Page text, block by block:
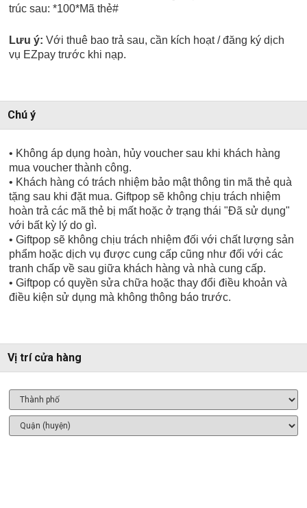
trúc sau: *100*Mã thẻ#
Lưu ý:Với thuê bao trả sau, cần kích hoạt / đăng ký dịch
vụ EZpay trước khi nạp.
Chú ý
• Không áp dụng hoàn, hủy voucher sau khi khách hàng
mua voucher thành công.
• Khách hàng có trách nhiệm bảo mật thông tin mã thẻ quà
tặng sau khi đặt mua. Giftpop sẽ không chịu trách nhiệm
hoàn trả các mã thẻ bị mất hoặc ở trạng thái "Đã sử dụng"
với bất kỳ lý do gì.
• Giftpop sẽ không chịu trách nhiệm đối với chất lượng sản
phẩm hoặc dịch vụ được cung cấp cũng như đối với các
tranh chấp về sau giữa khách hàng và nhà cung cấp.
• Giftpop có quyền sửa chữa hoặc thay đổi điều khoản và
điều kiện sử dụng mà không thông báo trước.
Vị trí cửa hàng